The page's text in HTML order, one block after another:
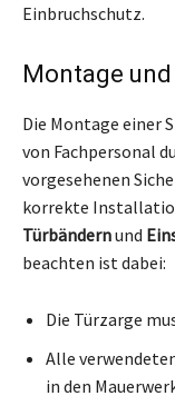
Einbruchschutz.
Montage und
Die Montage einer
von Fachpersonal
vorgesehenen
korrekte
Türbändernund
beachten ist dabei:
Die Türzarge
Alle
in den